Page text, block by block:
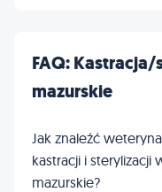
FAQ:
mazurskie
Jak znaleźć
kastracji i
mazurskie?